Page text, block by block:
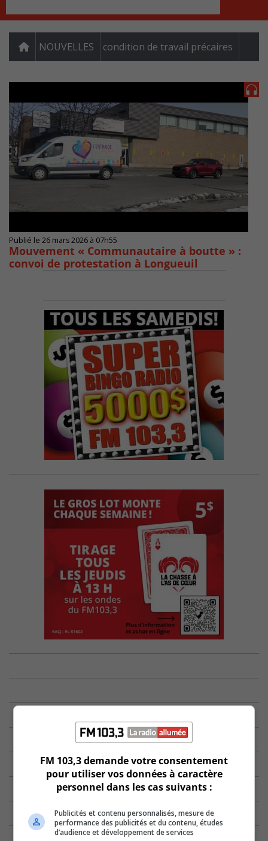
NOUVELLES condition de travail précaires
Publié le 26 mars 2026 à 07h55
Mouvement « Communautaire à boutte » :
convoi de protestation à Longueuil
FM 103,3 demande votre consentement
pour utiliser vos données à caractère
personnel dans les cas suivants :
Publicités et contenu personnalisés, mesure de
performance des publicités et du contenu, études
d’audience et développement de services